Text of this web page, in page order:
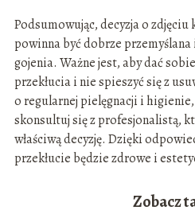
Podsumowując, decyzja o
powinna być dobrze
gojenia. Ważne jest, aby dać
przekłucia i nie spieszyć się z
o regularnej pielęgnacji i
skonsultuj się z profesjonalistą,
właściwą decyzję. Dzięki
przekłucie będzie zdrowe i
Zobacz